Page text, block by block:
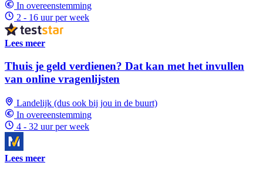
In overeenstemming
2 - 16 uur per week
Lees meer
Thuis je geld verdienen? Dat kan met het invullen
van online vragenlijsten
Landelijk (dus ook bij jou in de buurt)
In overeenstemming
4 - 32 uur per week
Lees meer